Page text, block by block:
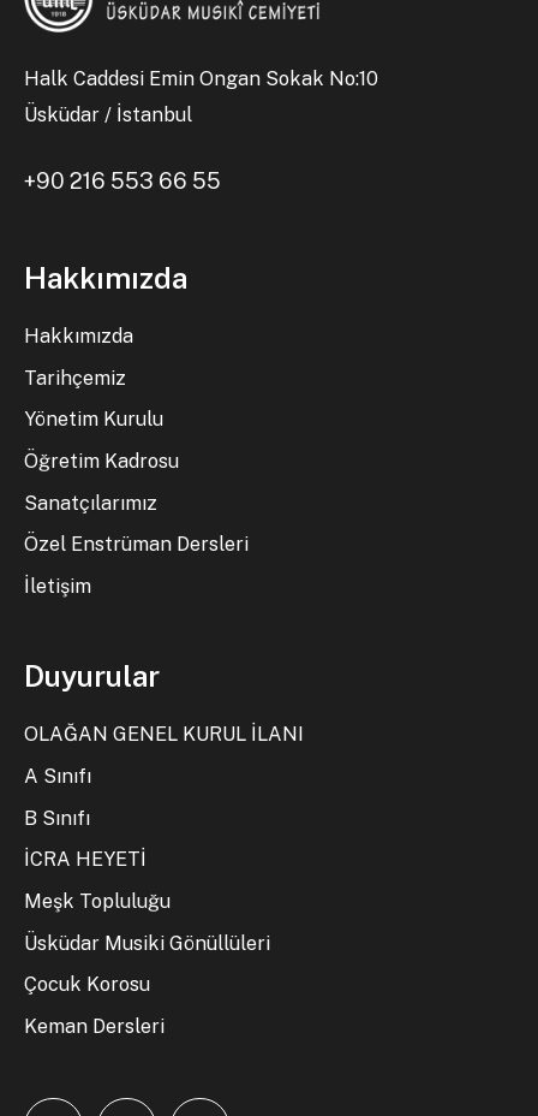
Halk Caddesi Emin Ongan Sokak No:10
Üsküdar / İstanbul
+90 216 553 66 55
Hakkımızda
Hakkımızda
Tarihçemiz
Yönetim Kurulu
Öğretim Kadrosu
Sanatçılarımız
Özel Enstrüman Dersleri
İletişim
Duyurular
OLAĞAN GENEL KURUL İLANI
A Sınıfı
B Sınıfı
İCRA HEYETİ
Meşk Topluluğu
Üsküdar Musiki Gönüllüleri
Çocuk Korosu
Keman Dersleri